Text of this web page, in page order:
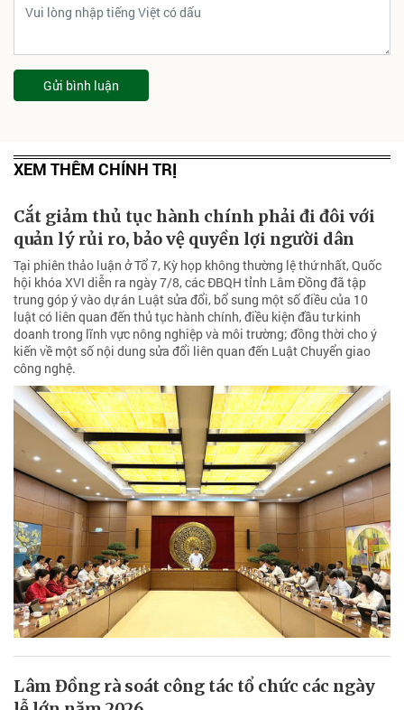
Gửi bình luận
XEM THÊM CHÍNH TRỊ
Cắt giảm thủ tục hành chính phải đi đôi với
quản lý rủi ro, bảo vệ quyền lợi người dân
Tại phiên thảo luận ở Tổ 7, Kỳ họp không thường lệ thứ nhất, Quốc
hội khóa XVI diễn ra ngày 7/8, các ĐBQH tỉnh Lâm Đồng đã tập
trung góp ý vào dự án Luật sửa đổi, bổ sung một số điều của 10
luật có liên quan đến thủ tục hành chính, điều kiện đầu tư kinh
doanh trong lĩnh vực nông nghiệp và môi trường; đồng thời cho ý
kiến về một số nội dung sửa đổi liên quan đến Luật Chuyển giao
công nghệ.
Lâm Đồng rà soát công tác tổ chức các ngày